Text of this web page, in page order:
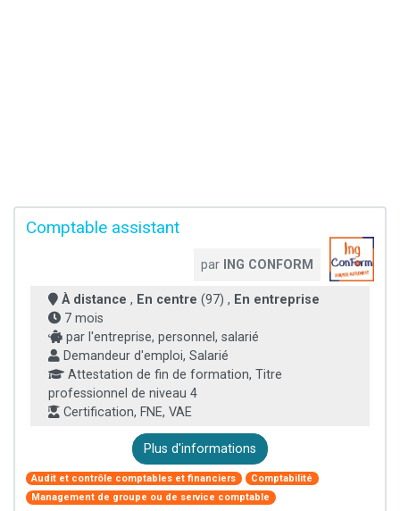
Comptable assistant
par ING CONFORM
À distance , En centre (97) , En entreprise
7 mois
par l'entreprise, personnel, salarié
Demandeur d'emploi, Salarié
Attestation de fin de formation, Titre
professionnel de niveau 4
Certification, FNE, VAE
Plus d'informations
Audit et contrôle comptables et financiers
Comptabilité
Management de groupe ou de service comptable